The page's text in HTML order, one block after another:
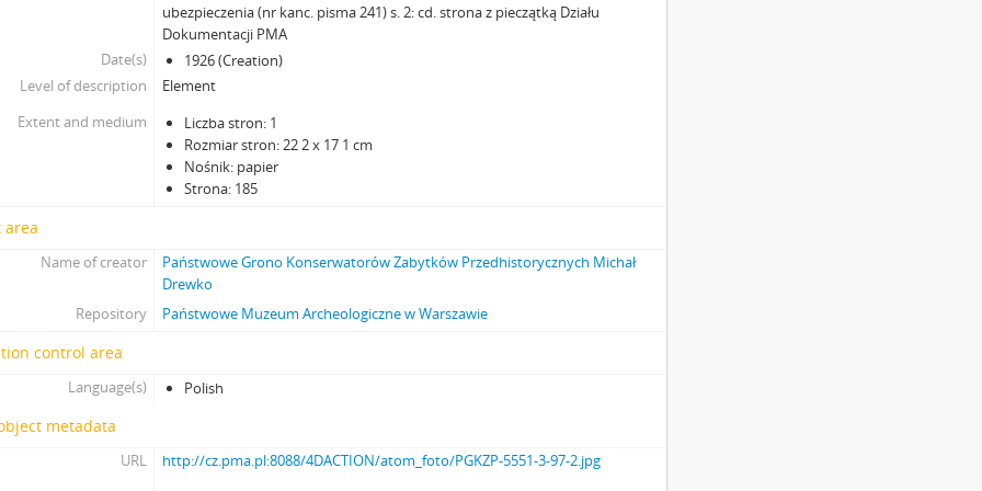
ubezpieczenia (nr kanc. pisma 241) s. 2: cd. strona z pieczątką Działu
Dokumentacji PMA
Date(s)
1926 (Creation)
Level of description
Element
Extent and medium
Liczba stron: 1
Rozmiar stron: 22 2 x 17 1 cm
Nośnik: papier
Strona: 185
area
Name of creator
Państwowe Grono Konserwatorów Zabytków Przedhistorycznych Michał
Drewko
Repository
Państwowe Muzeum Archeologiczne w Warszawie
control area
Language(s) Polish
metadata
URL
http://cz.pma.pl:8088/4DACTION/atom_foto/PGKZP-5551-3-97-2.jpg